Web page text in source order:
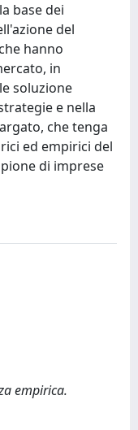
base dei
del
hanno
in
soluzione
e nella
che tenga
ed empirici del
di imprese
empirica.